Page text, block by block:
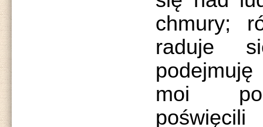
chmury;
raduje
moi